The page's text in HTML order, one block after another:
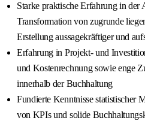
Starke praktische Erfahrung in der
Transformation von zugrunde
Erstellung aussagekräftiger und
Erfahrung in Projekt- und
und Kostenrechnung sowie enge
innerhalb der Buchhaltung
Fundierte Kenntnisse statistischer
von KPIs und solide